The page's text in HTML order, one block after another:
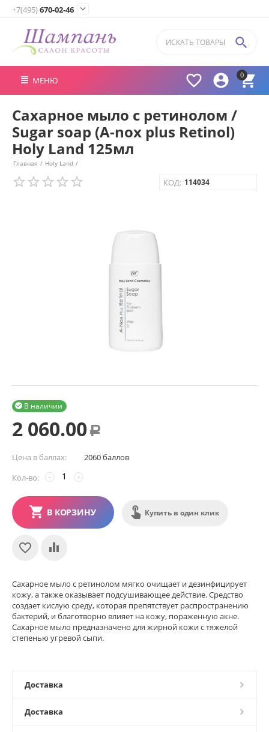
+7(495)670-02-46 
0




МЕНЮ
Сахарное мыло с ретинолом /
Sugar soap (A-nox plus Retinol)
Holy Land 125мл
Главная / Holy Land /
КОД: 114034
В наличии

2 060.00 Р
Цена в баллах:
2060 баллов
Кол-во:
+
−
В КОРЗИНУ Купить в один клик
Сахарное мыло с ретинолом мягко очищает и дезинфицирует
кожу, а также оказывает подсушивающее действие. Средство
создает кислую среду, которая препятствует распространению
бактерий, и благотворно влияет на кожу, пораженную акне.
Сахарное мыло предназначено для жирной кожи с тяжелой
степенью угревой сыпи.
Доставка
Доставка